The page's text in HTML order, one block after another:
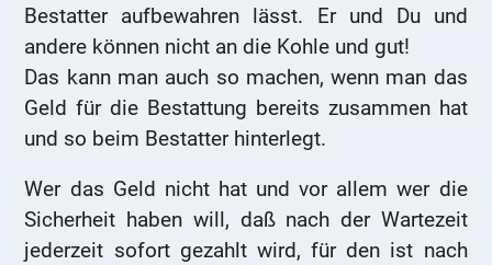
Bestatter aufbewahren lässt. Er und Du und
andere können nicht an die Kohle und gut!
Das kann man auch so machen, wenn man das
Geld für die Bestattung bereits zusammen hat
und so beim Bestatter hinterlegt.
Wer das Geld nicht hat und vor allem wer die
Sicherheit haben will, daß nach der Wartezeit
jederzeit sofort gezahlt wird, für den ist nach